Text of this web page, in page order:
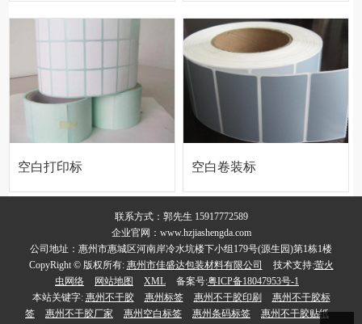
签
空白打印标 空白卷装标
签纸
联系方式：郭先生 15917772589
企业官网：www.hzjiashengda.com
公司地址：惠州市惠城区河南岸冷水坑楼下小组179号(源生园)第1栋1楼
CopyRight © 版权所有: 惠州市佳盛达包装材料有限公司 技术支持:萤火
虫网络
网站地图 XML 备案号:粤ICP备18047953号-1
本站关键字: 惠州不干胶 惠州标签 惠州不干胶印刷
惠州不干胶标
签
惠州不干胶厂家 惠州空白标签 惠州条码标签
惠州不干胶贴纸